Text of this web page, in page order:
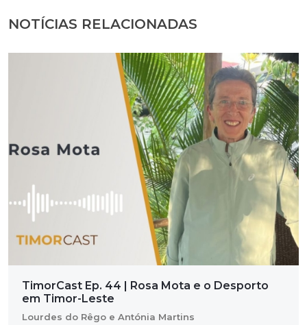
NOTÍCIAS RELACIONADAS
TimorCast Ep. 44 | Rosa Mota e o Desporto
em Timor-Leste
Lourdes do Rêgo e Antónia Martins